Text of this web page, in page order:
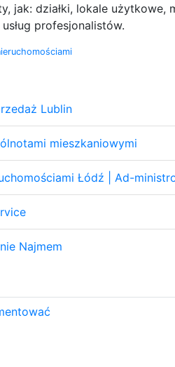
jak: działki, lokale użytkowe,
profesjonalistów.
Lublin
mieszkaniowymi
Łódź | Ad-
Najmem